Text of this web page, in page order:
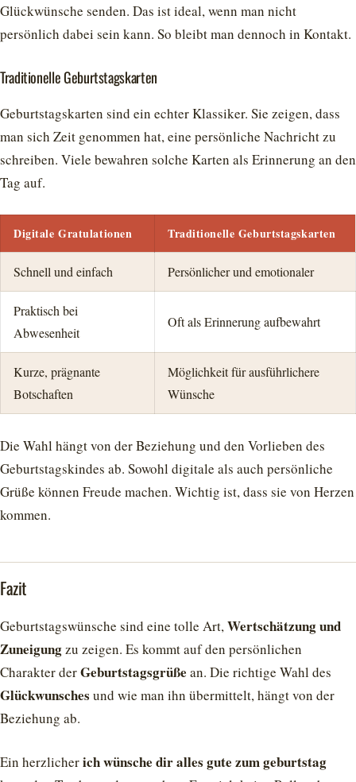
Glückwünsche senden. Das ist ideal, wenn man nicht
persönlich dabei sein kann. So bleibt man dennoch in Kontakt.
Traditionelle Geburtstagskarten
Geburtstagskarten sind ein echter Klassiker. Sie zeigen, dass
man sich Zeit genommen hat, eine persönliche Nachricht zu
schreiben. Viele bewahren solche Karten als Erinnerung an den
Tag auf.
Digitale Gratulationen Traditionelle Geburtstagskarten
Schnell und einfach Persönlicher und emotionaler
Praktisch bei
Abwesenheit
Oft als Erinnerung aufbewahrt
Kurze, prägnante
Botschaften
Möglichkeit für ausführlichere
Wünsche
Die Wahl hängt von der Beziehung und den Vorlieben des
Geburtstagskindes ab. Sowohl digitale als auch persönliche
Grüße können Freude machen. Wichtig ist, dass sie von Herzen
kommen.
Fazit
Geburtstagswünsche sind eine tolle Art,Wertschätzung und
Zuneigungzu zeigen. Es kommt auf den persönlichen
Charakter derGeburtstagsgrüße an. Die richtige Wahl des
Glückwunsches und wie man ihn übermittelt, hängt von der
Beziehung ab.
Ein herzlicherich wünsche dir alles gute zum geburtstag